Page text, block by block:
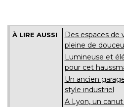
À LIRE AUSSI
Des espaces de
pleine de
Lumineuse et
pour cet
Un ancien
style industriel
A Lyon, un